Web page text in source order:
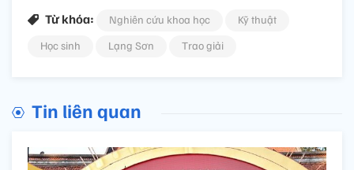
Từ khóa: Nghiên cứu khoa học
Kỹ thuật
Học sinh
Lạng Sơn Trao giải
Tin liên quan